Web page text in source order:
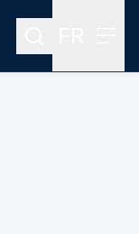
Rechercher